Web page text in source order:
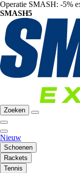
Operatie SMASH: -5%
SMASH5
Zoeken
Nieuw
Schoenen
Rackets
Tennis